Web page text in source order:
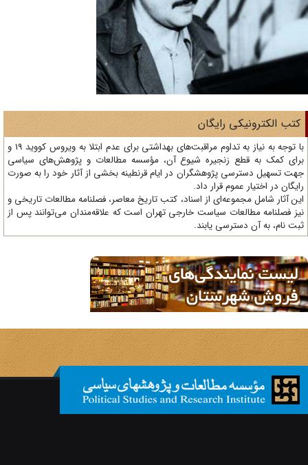
الکترونیکی رایگان
با توجه به نیاز به تداوم مراقبت‌های بهداشتی برای عدم ابتلا به ویروس کووید 19 و
کمک به قطع زنجیره شیوع آن، مؤسسه مطالعات و پژوهش‌های سیاسی
تسهیل دسترسی پژوهشگران در ایام قرنطینه بخشی از آثار خود را به صورت
در اختیار عموم قرار داد.
آثار شامل مجموعه‌ای از اسناد، کتب تاریخ معاصر، فصلنامه‌ مطالعات تاریخی و
فصلنامه مطالعات سیاست خارجی تهران است که علاقه‌مندان می‌توانند پس از
نام، به آن دسترسی یابند.